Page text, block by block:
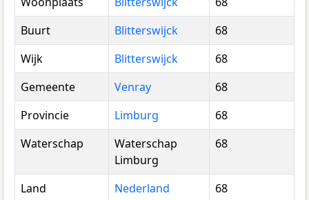
Buurt
Blitterswijck
68
Wijk
Blitterswijck
68
Gemeente
Venray
68
Provincie
Limburg
68
Waterschap
Waterschap
Limburg
68
Land Nederland 68